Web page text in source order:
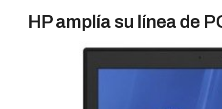
HP amplía su línea de